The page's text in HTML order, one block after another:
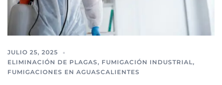
JULIO 25, 2025
ELIMINACIÓN DE PLAGAS, FUMIGACIÓN INDUSTRIAL,
FUMIGACIONES EN AGUASCALIENTES